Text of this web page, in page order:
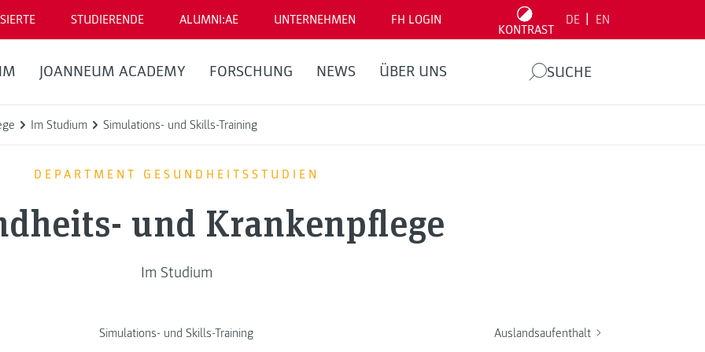
STUDIERENDE ALUMNI:AE UNTERNEHMEN FH LOGIN
KONTRAST
DE EN
JOANNEUM ACADEMY FORSCHUNG NEWS ÜBER UNS SUCHE
Im Studium Simulations- und Skills-Training
DEPARTMENT GESUNDHEITSSTUDIEN
und Krankenpflege
Im Studium
Simulations- und Skills-Training Auslandsaufenthalt